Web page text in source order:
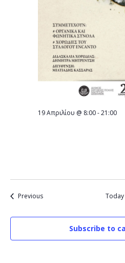
19 Απριλίου @ 8:00-21:00
PreviousEvents Today
Subscribe to